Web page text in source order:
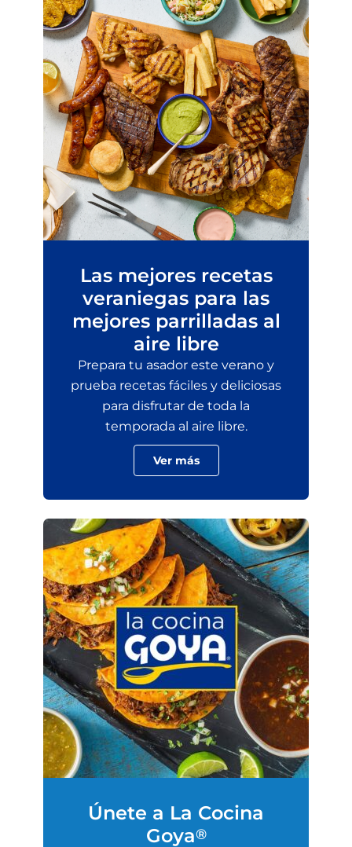
Las mejores recetas
veraniegas para las
mejores parrilladas al
aire libre
Prepara tu asador este verano y
prueba recetas fáciles y deliciosas
para disfrutar de toda la
temporada al aire libre.
Ver más
Únete a La Cocina
Goya®